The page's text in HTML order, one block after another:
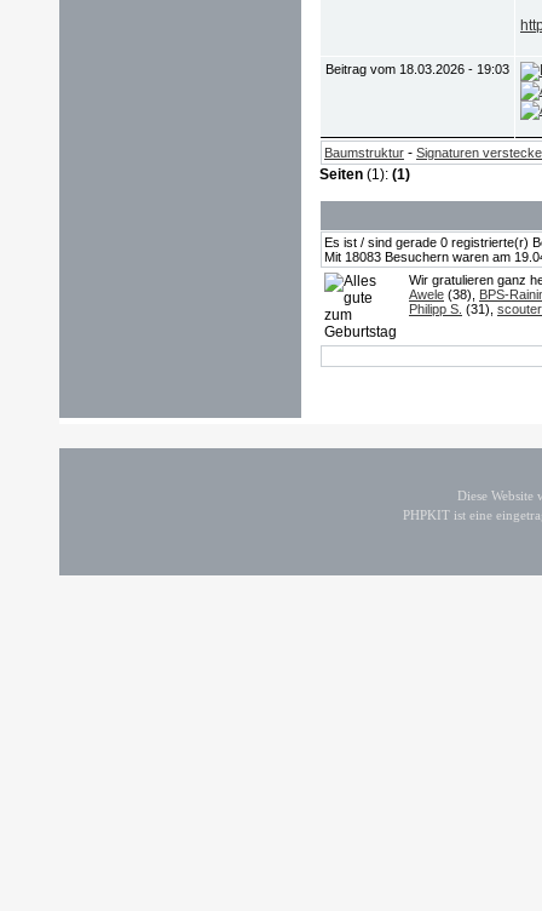
Beitrag vom 18.03.2026 - 19:03
Baumstruktur - Signaturen
Seiten (1): (1)
Es ist / sind gerade 0 registrierte(r)
Mit 18083 Besuchern waren am
Wir gratulieren ganz
Awele (38), BPS-
Philipp S. (31), scouter
Diese
PHPKIT ist eine